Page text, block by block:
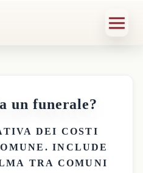
un funerale?
DEI COSTI
. INCLUDE
TRA COMUNI